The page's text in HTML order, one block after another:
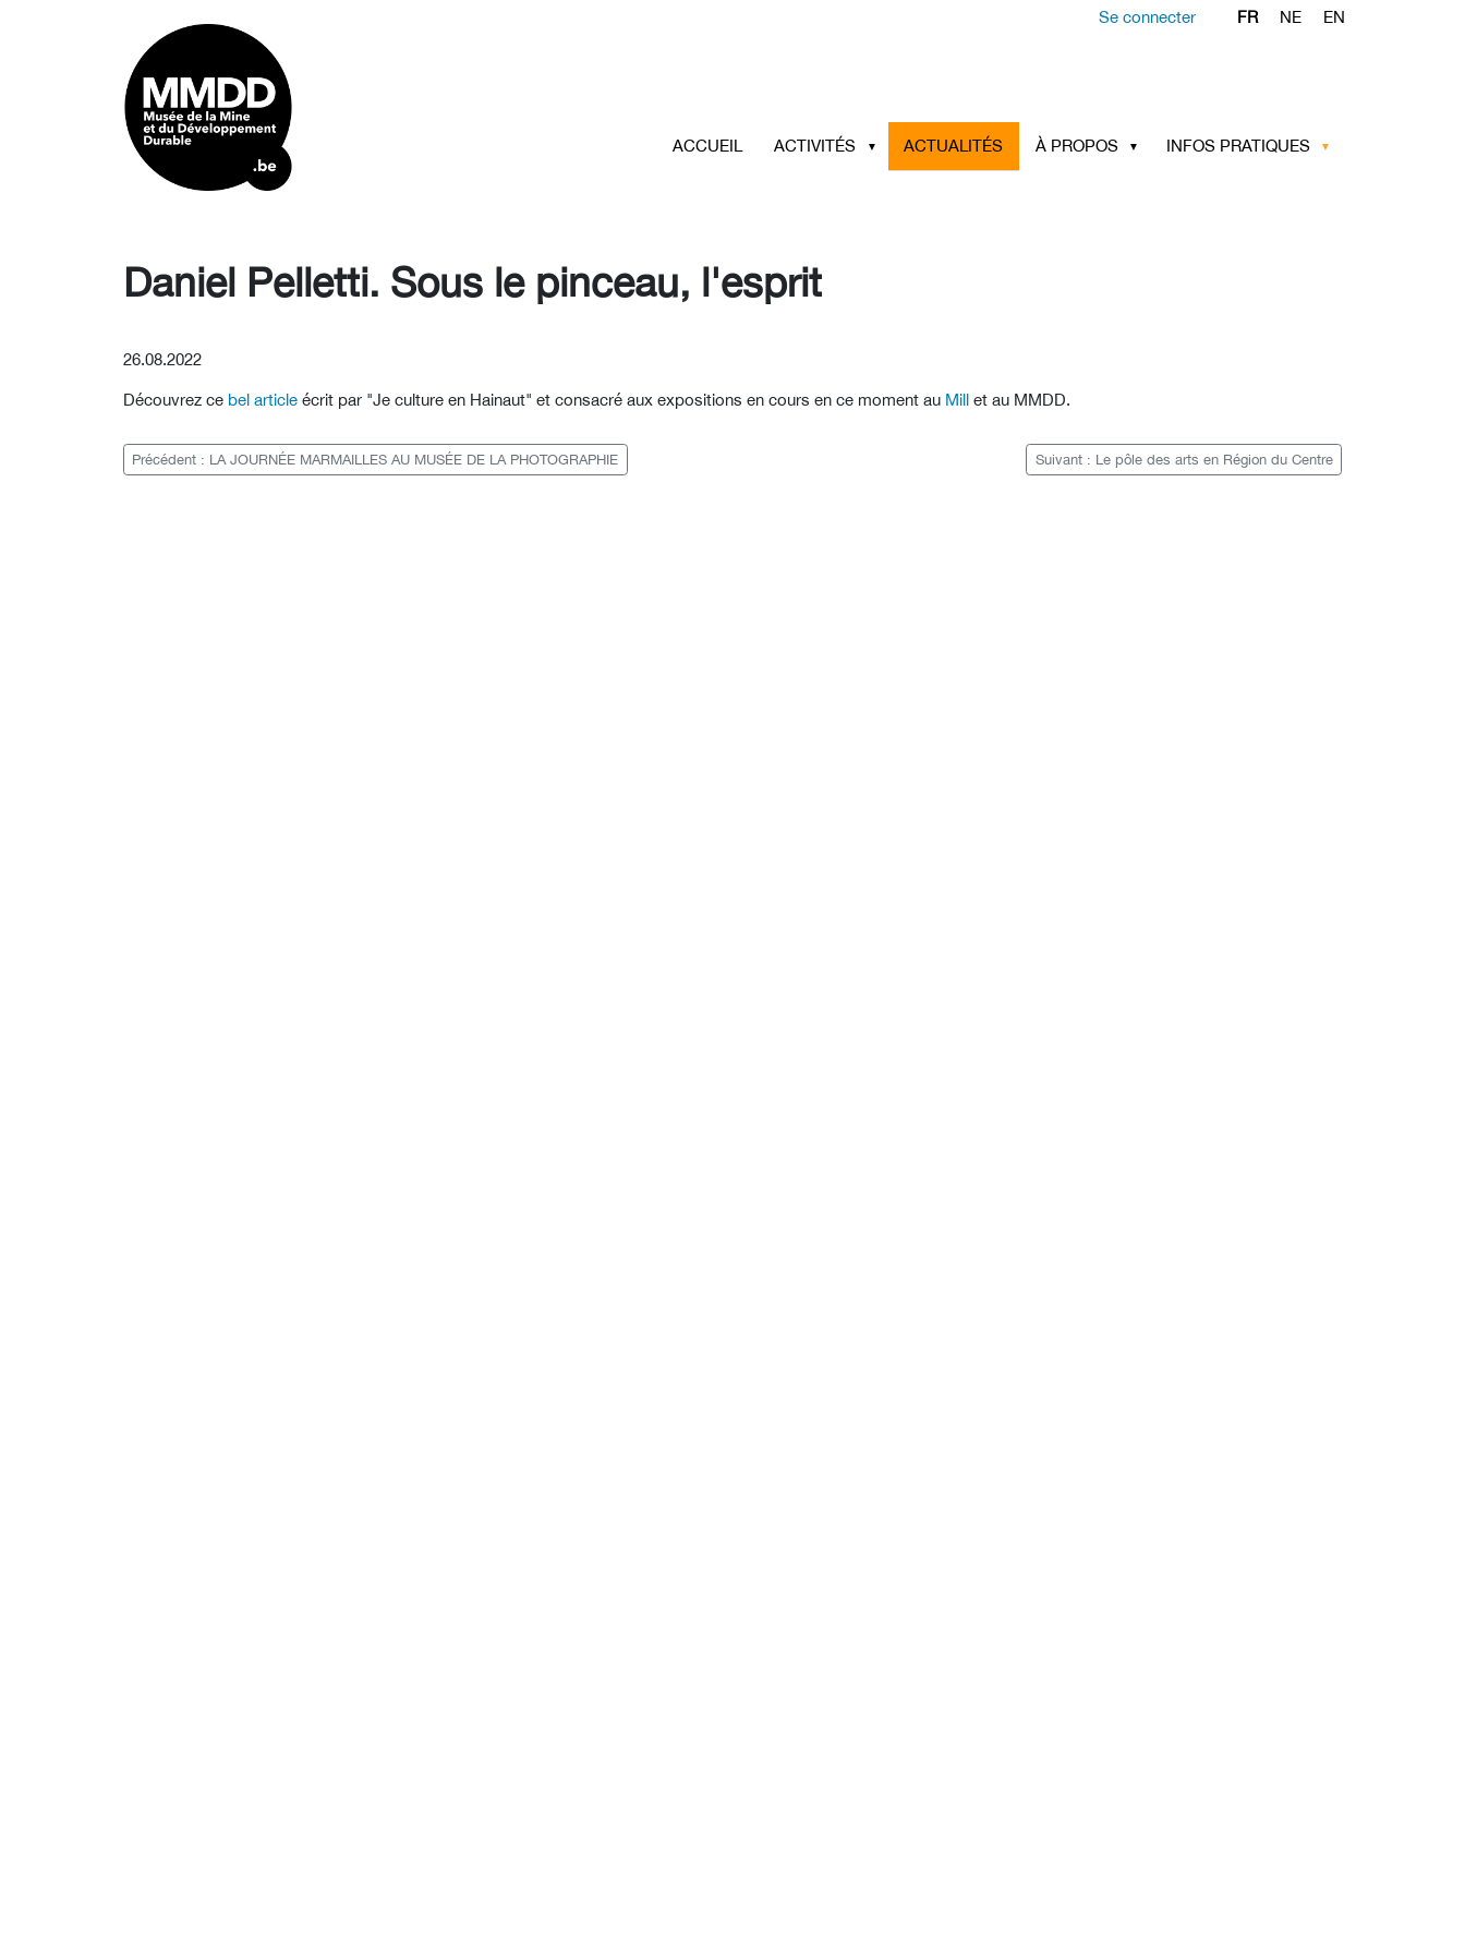
Se connecter FR NE EN
ACCUEIL ACTIVITÉS ACTUALITÉS À PROPOS INFOS PRATIQUES
Daniel Pelletti. Sous le pinceau, l'esprit
26.08.2022
Découvrez ce bel article écrit par "Je culture en Hainaut" et consacré aux expositions en cours en ce moment au Mill et au MMDD.
Précédent : LA JOURNÉE MARMAILLES AU MUSÉE DE LA PHOTOGRAPHIE Suivant : Le pôle des arts en Région du Centre